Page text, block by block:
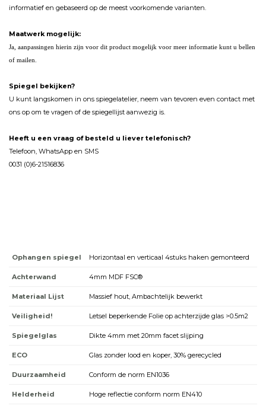
informatief en gebaseerd op de meest voorkomende varianten.
Maatwerk mogelijk:
Ja, aanpassingen hierin zijn voor dit product mogelijk voor meer informatie kunt u bellen
of mailen.
Spiegel bekijken?
U kunt langskomen in ons spiegelatelier, neem van tevoren even contact met
ons op om te vragen of de spiegellijst aanwezig is.
Heeft u een vraag of besteld u liever telefonisch?
Telefoon, WhatsApp en SMS
0031 (0)6-21516836
Ophangen spiegel Horizontaal en verticaal 4stuks haken gemonteerd
Achterwand 4mm MDF FSC®
Materiaal Lijst Massief hout, Ambachtelijk bewerkt
Veiligheid! Letsel beperkende Folie op achterzijde glas >0.5m2
Spiegelglas Dikte 4mm met 20mm facet slijping
ECO Glas zonder lood en koper, 30% gerecycled
Duurzaamheid Conform de norm EN1036
Helderheid Hoge reflectie conform norm EN410